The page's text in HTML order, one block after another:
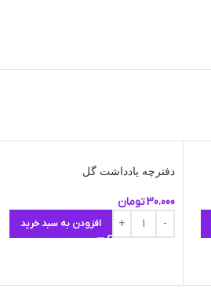
دفترچه یادداشت گل
30.000تومان
افزودن به سبد خرید